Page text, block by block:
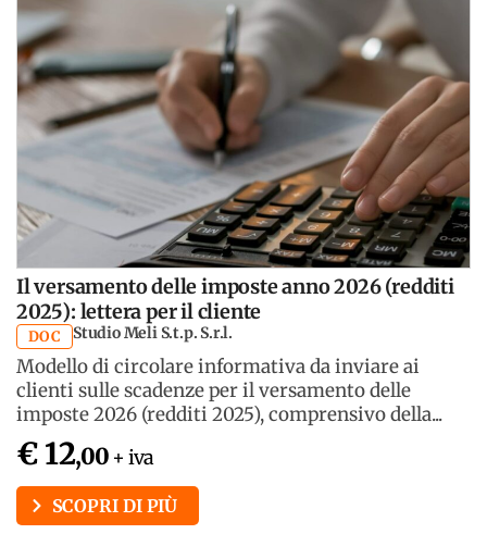
Il versamento delle imposte anno 2026 (redditi
2025): lettera per il cliente
DOC Studio Meli S.t.p. S.r.l.
Modello di circolare informativa da inviare ai
clienti sulle scadenze per il versamento delle
imposte 2026 (redditi 2025), comprensivo della...
€ 12,00 + iva
SCOPRI DI PIÙ